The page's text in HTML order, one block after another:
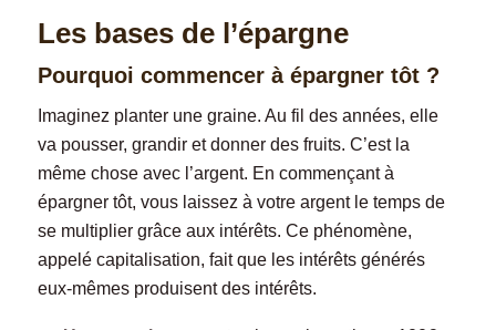
Les bases de l’épargne
Pourquoi commencer à épargner tôt ?
Imaginez planter une graine. Au fil des années, elle
va pousser, grandir et donner des fruits. C’est la
même chose avec l’argent. En commençant à
épargner tôt, vous laissez à votre argent le temps de
se multiplier grâce aux intérêts. Ce phénomène,
appelé capitalisation, fait que les intérêts générés
eux-mêmes produisent des intérêts.